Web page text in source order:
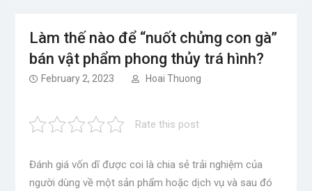
Làm thế nào để “nuốt chửng con gà”
bán vật phẩm phong thủy trá hình?
February 2, 2023 Hoai Thuong
Rate this post
Đánh giá vốn dĩ được coi là chia sẻ trải nghiệm của
người dùng về một sản phẩm hoặc dịch vụ và sau đó